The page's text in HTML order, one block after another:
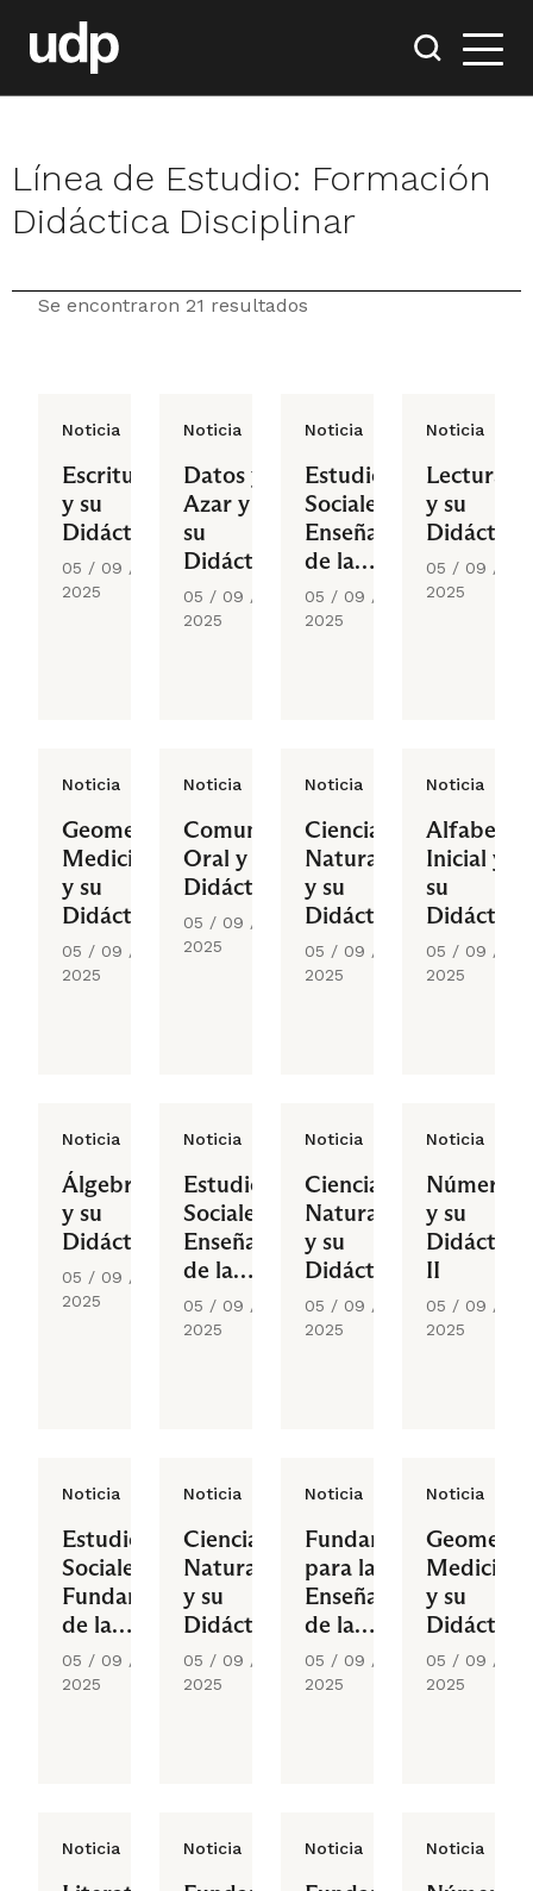
Línea de Estudio: Formación
Didáctica Disciplinar
Se encontraron 21 resultados
Noticia
Escritura
y su
Didáctica
05 / 09 /
2025
Noticia
Datos y
Azar y
su
Didáctica
05 / 09 /
2025
Noticia
Estudios
Sociales:
Enseñanza
de la
Historia
en
05 / 09 /
2025
Noticia
Lectura
y su
Didáctica
05 / 09 /
2025
Noticia
Geometría,
Medición
y su
Didáctica
II
05 / 09 /
2025
Noticia
Comunicación
Oral y su
Didáctica
05 / 09 /
2025
Noticia
Ciencias
Naturales
y su
Didáctica:
Energía
y
05 / 09 /
2025
Noticia
Inicial y
su
Didáctica
05 / 09 /
2025
Noticia
Álgebra
y su
Didáctica
05 / 09 /
2025
Noticia
Estudios
Sociales:
Enseñanza
de la
Geografía
y de
05 / 09 /
2025
Noticia
Ciencias
Naturales
y su
Didáctica:
Ciencias
de la
05 / 09 /
2025
Noticia
Números
y su
Didáctica
II
05 / 09 /
2025
Noticia
Estudios
Sociales:
Fundamentos
de la
Didáctica
de la
05 / 09 /
2025
Noticia
Ciencias
Naturales
y su
Didáctica:
Tierra,
Universo
05 / 09 /
2025
Noticia
Fundamentos
para la
Enseñanza
de la
Lengua
II
05 / 09 /
2025
Noticia
Medición
y su
Didáctica
I
05 / 09 /
2025
Noticia Noticia Noticia Noticia